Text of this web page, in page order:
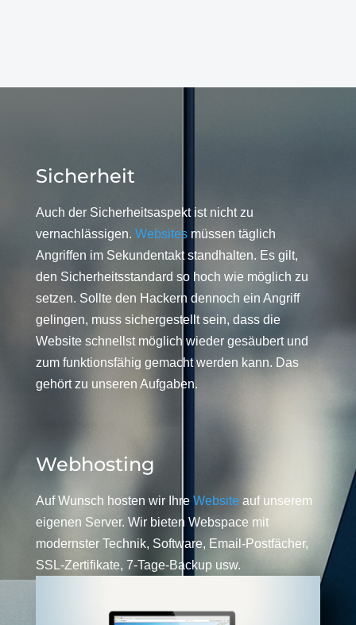
Sicherheit
Auch der Sicherheitsaspekt ist nicht zu
vernachlässigen. Websitesmüssen täglich
Angriffen im Sekundentakt standhalten. Es gilt,
den Sicherheitsstandard so hoch wie möglich zu
setzen. Sollte den Hackern dennoch ein Angriff
gelingen, muss sichergestellt sein, dass die
Website schnellst möglich wieder gesäubert und
zum funktionsfähig gemacht werden kann. Das
gehört zu unseren Aufgaben.
Webhosting
Auf Wunsch hosten wir Ihre Website auf unserem
eigenen Server. Wir bieten Webspace mit
modernster Technik, Software, Email-Postfächer,
SSL-Zertifikate, 7-Tage-Backup usw.